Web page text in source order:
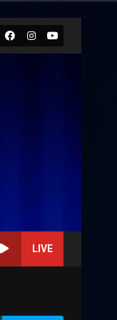
Facebook
Instagram
Youtube
LIVE